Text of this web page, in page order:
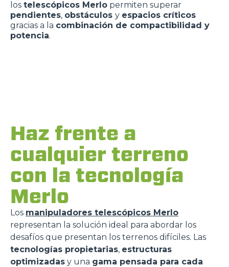
los telescópicos Merlo permiten superar
pendientes, obstáculos y espacios críticos
gracias a la combinación de compactibilidad y
potencia.
Haz frente a
cualquier terreno
con la tecnología
Merlo
Los manipuladores telescópicos Merlo
representan la solución ideal para abordar los
desafíos que presentan los terrenos difíciles. Las
tecnologías propietarias, estructuras
optimizadas y una gama pensada para cada